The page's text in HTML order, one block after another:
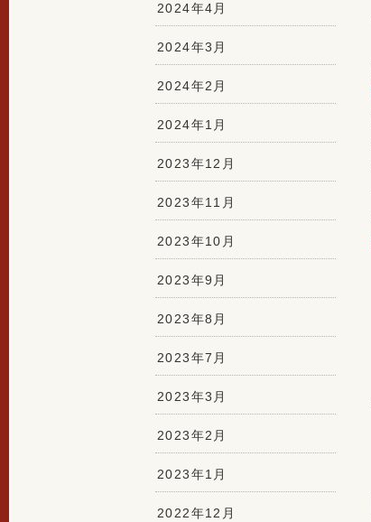
2024年4月
2024年3月
2024年2月
2024年1月
2023年12月
2023年11月
2023年10月
2023年9月
2023年8月
2023年7月
2023年3月
2023年2月
2023年1月
2022年12月